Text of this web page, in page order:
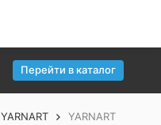
Перейти в каталог
YARNART YARNART